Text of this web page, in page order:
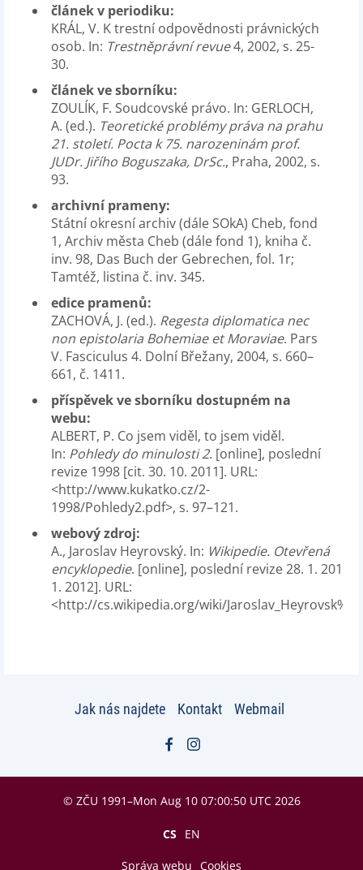
článek v periodiku:
KRÁL, V. K trestní odpovědnosti právnických
osob. In: Trestněprávní revue4, 2002, s. 25-
30.
článek ve sborníku:
ZOULÍK, F. Soudcovské právo. In: GERLOCH,
A. (ed.). Teoretické problémy práva na prahu
21. století. Pocta k 75. narozeninám prof.
JUDr. Jiřího Boguszaka, DrSc., Praha, 2002, s.
93.
archivní prameny:
Státní okresní archiv (dále SOkA) Cheb, fond
1, Archiv města Cheb (dále fond 1), kniha č.
inv. 98, Das Buch der Gebrechen, fol. 1r;
Tamtéž, listina č. inv. 345.
edice pramenů:
ZACHOVÁ, J. (ed.). Regesta diplomatica nec
non epistolaria Bohemiae et Moraviae. Pars
V. Fasciculus 4. Dolní Břežany, 2004, s. 660–
661, č. 1411.
příspěvek ve sborníku dostupném na
webu:
ALBERT, P. Co jsem viděl, to jsem viděl.
In: Pohledy do minulosti 2. [online], poslední
revize 1998 [cit. 30. 10. 2011]. URL:
<http://www.kukatko.cz/2-
1998/Pohledy2.pdf>, s. 97–121.
webový zdroj:
A., Jaroslav Heyrovský. In: Wikipedie. Otevřená
encyklopedie. [online], poslední revize 28. 1. 2012
1. 2012]. URL:
<http://cs.wikipedia.org/wiki/
Jak nás najdete Kontakt Webmail
© ZČU 1991–Mon Aug 10 07:00:50 UTC 2026
CS EN
Správa webu Cookies